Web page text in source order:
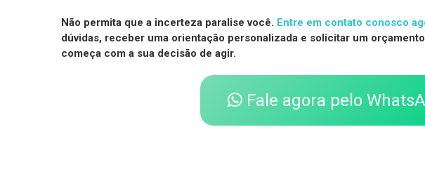
Não permita que a incerteza paralise você. Entre em contato conosco
dúvidas, receber uma orientação personalizada e solicitar um
começa com a sua decisão de agir.
Fale agora pelo